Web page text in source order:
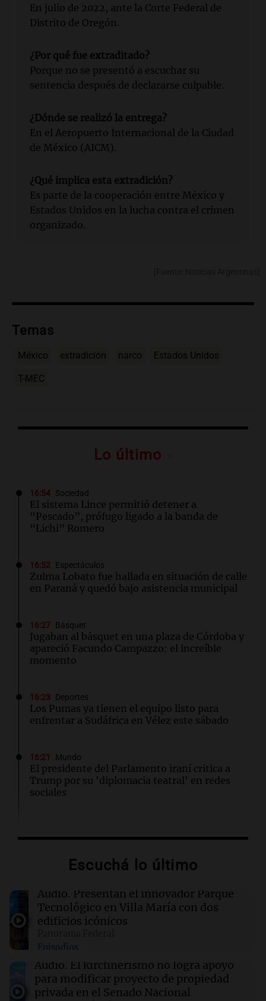
En julio de 2022, ante la Corte Federal de
Distrito de Oregón.
¿Por qué fue extraditado?
Porque no se presentó a escuchar su
sentencia después de declararse culpable.
¿Dónde se realizó la entrega?
En el Aeropuerto Internacional de la Ciudad
de México (AICM).
¿Qué implica esta extradición?
Es parte de la cooperación entre México y
Estados Unidos en la lucha contra el crimen
organizado.
Temas
México extradición narco Estados Unidos
T-MEC
Lo último
16:54 Sociedad
El sistema Lince permitió detener a
“Pescado”, prófugo ligado a la banda de
“Lichi” Romero
16:52 Espectáculos
Zulma Lobato fue hallada en situación de calle
en Paraná y quedó bajo asistencia municipal
16:27 Básquet
Jugaban al básquet en una plaza de Córdoba y
apareció Facundo Campazzo: el increíble
momento
16:23 Deportes
Los Pumas ya tienen el equipo listo para
enfrentar a Sudáfrica en Vélez este sábado
16:21 Mundo
El presidente del Parlamento iraní critica a
Trump por su 'diplomacia teatral' en redes
sociales
"Difundan el milagro": el recuerdo de una
16:19 Boca Juniors
Boca confirmó cuándo llegará al país el
ecuatoriano Enner Valencia
16:06 Mundo
Crisis sanitaria en Cisjordania: las políticas
israelíes afectan gravemente el acceso a la
salud
Escuchá lo último
Audio. Presentan el innovador Parque
Tecnológico en Villa María con dos
edificios icónicos
Episodios
Audio. El kirchnerismo no logra apoyo
para modificar proyecto de propiedad
privada en el Senado Nacional